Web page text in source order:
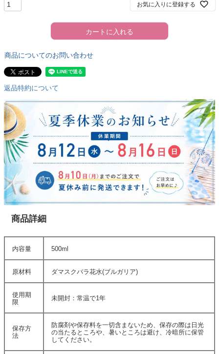
お気に入りに登録する
カートに入れる
商品についてのお問い合わせ
返品特約について
商品詳細
内容量 500ml
原材料 ダマスクバラ花水(ブルガリア)
使用期
限
未開封：常温で1年
保存方
法
防腐剤や保存料を一切含まないため、保存の際は日光
の当たるところや、暑いところは避け、冷暗所に保管
してください。